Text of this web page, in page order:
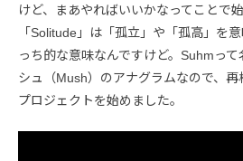
けど、まあやればいいかなってことで
「Solitude」は「孤立」や「孤高」を
っち的な意味なんですけど。Suhmっ
シュ（Mush）のアナグラムなので、
プロジェクトを始めました。